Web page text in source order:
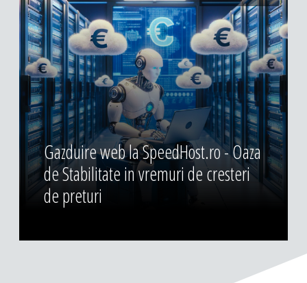
Gazduire web la SpeedHost.ro - Oaza
de Stabilitate in vremuri de cresteri
de preturi